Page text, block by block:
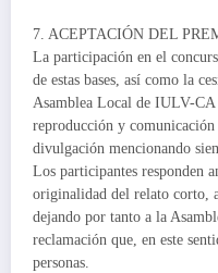
7. ACEPTACIÓN DEL
La participación en el
de estas bases, así como la
Asamblea Local de IULV-CA
reproducción y
divulgación mencionando
Los participantes responden
originalidad del relato corto,
dejando por tanto a la
reclamación que, en este
personas.